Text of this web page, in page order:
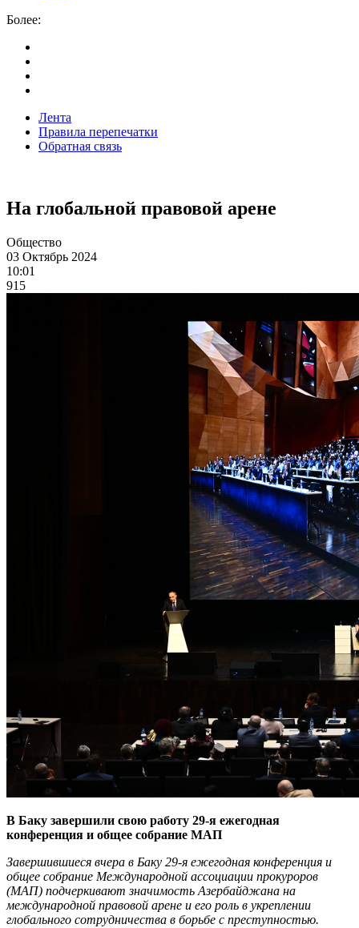
Более:
Лента
Правила перепечатки
Обратная связь
На глобальной правовой арене
Общество
03 Октябрь 2024
10:01
915
В Баку завершили свою работу 29-я ежегодная
конференция и общее собрание МАП
Завершившиеся вчера в Баку 29-я ежегодная конференция и
общее собрание Международной ассоциации прокуроров
(МАП) подчеркивают значимость Азербайджана на
международной правовой арене и его роль в укреплении
глобального сотрудничества в борьбе с преступностью.